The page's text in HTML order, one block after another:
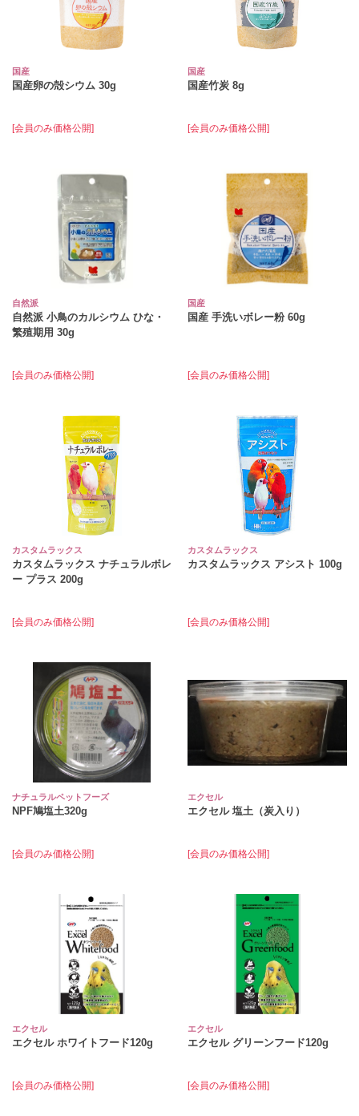
国産
国産卵の殻シウム 30g
[会員のみ価格公開]
国産
国産竹炭 8g
[会員のみ価格公開]
自然派
自然派 小鳥のカルシウム ひな・
繁殖期用 30g
[会員のみ価格公開]
国産
国産 手洗いボレー粉 60g
[会員のみ価格公開]
カスタムラックス
カスタムラックス ナチュラルボレ
ー プラス 200g
[会員のみ価格公開]
カスタムラックス
カスタムラックス アシスト 100g
[会員のみ価格公開]
ナチュラルペットフーズ
NPF鳩塩土320g
[会員のみ価格公開]
エクセル
エクセル 塩土（炭入り）
[会員のみ価格公開]
エクセル
エクセル ホワイトフード120g
[会員のみ価格公開]
エクセル
エクセル グリーンフード120g
[会員のみ価格公開]